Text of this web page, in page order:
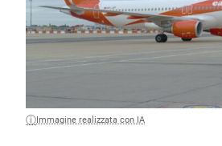
Immagine realizzata con IA